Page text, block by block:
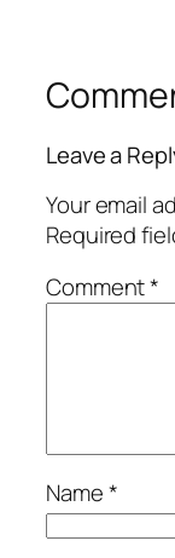
Leave a
Your email
Required
Comment*
Name*